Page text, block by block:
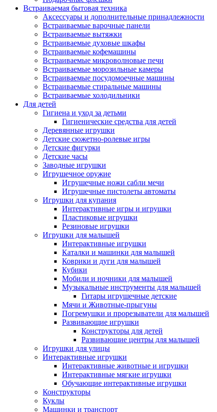
Встраиваемая бытовая техника
Аксессуары и дополнительные принадлежности
Встраиваемые варочные панели
Встраиваемые вытяжки
Встраиваемые духовые шкафы
Встраиваемые кофемашины
Встраиваемые микроволновые печи
Встраиваемые морозильные камеры
Встраиваемые посудомоечные машины
Встраиваемые стиральные машины
Встраиваемые холодильники
Для детей
Гигиена и уход за детьми
Гигиенические средства для детей
Деревянные игрушки
Детские сюжетно-ролевые игры
Детские фигурки
Детские часы
Заводные игрушки
Игрушечное оружие
Игрушечные ножи сабли мечи
Игрушечные пистолеты автоматы
Игрушки для купания
Интерактивные игры и игрушки
Пластиковые игрушки
Резиновые игрушки
Игрушки для малышей
Интерактивные игрушки
Каталки и машинки для малышей
Коврики и дуги для малышей
Кубики
Мобили и ночники для малышей
Музыкальные инструменты для малышей
Гитары игрушечные детские
Мячи и Животные-прыгуны
Погремушки и прорезыватели для малышей
Развивающие игрушки
Конструкторы для детей
Развивающие центры для малышей
Игрушки для улицы
Интерактивные игрушки
Интерактивные животные и игрушки
Интерактивные мягкие игрушки
Обучающие интерактивные игрушки
Конструкторы
Куклы
Машинки и транспорт